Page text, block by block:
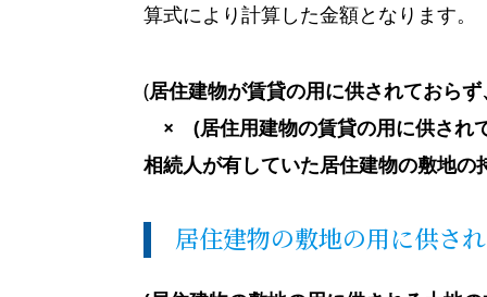
算式により計算した金額となります。
(居住建物が賃貸の用に供されておら
× (居住用建物の賃貸の用に供さ
相続人が有していた居住建物の敷地
居住建物の敷地の用に供さ